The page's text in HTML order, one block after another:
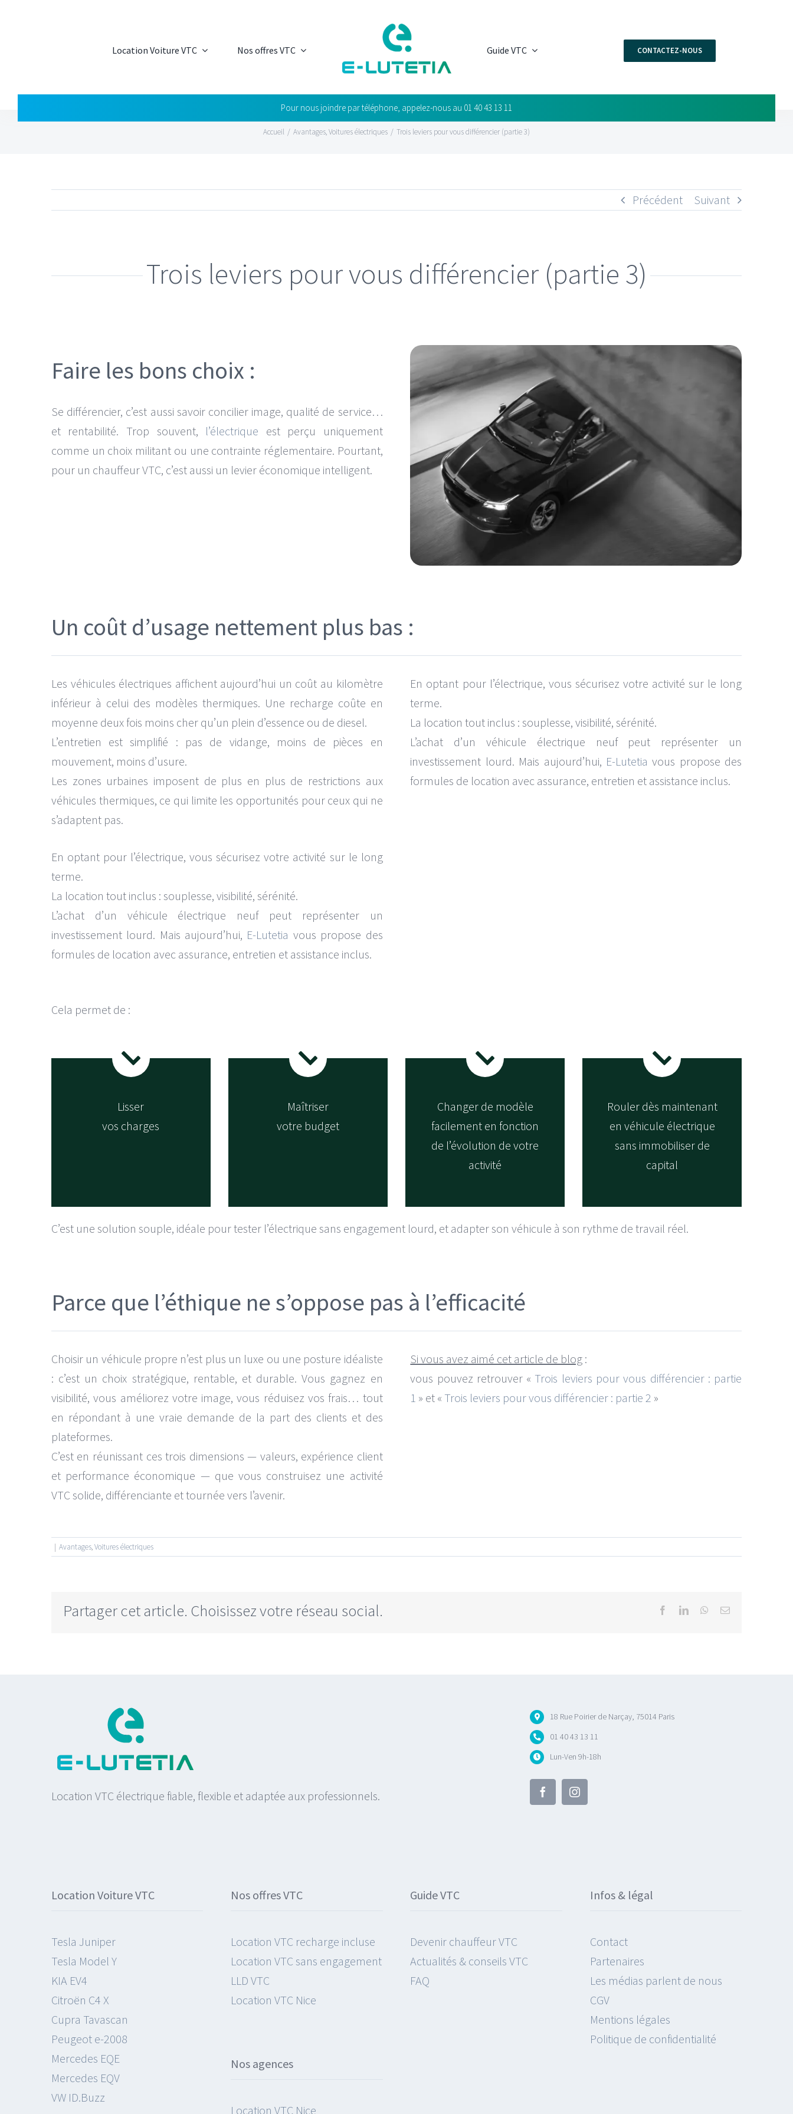
Location Voiture VTC Nos offres VTC Guide VTC CONTACTEZ-NOUS
Pour nous joindre par téléphone, appelez-nous au 01 40 43 13 11
Accueil / Avantages,Voitures électriques / Trois leviers pour vous différencier (partie 3)
Précédent Suivant
Trois leviers pour vous différencier (partie 3)
Faire les bons choix :
Se différencier, c’est aussi savoir concilier image, qualité de service…
et rentabilité. Trop souvent, l’électrique est perçu uniquement
comme un choix militant ou une contrainte réglementaire. Pourtant,
pour un chauffeur VTC, c’est aussi un levier économique intelligent.
Un coût d’usage nettement plus bas :
Les véhicules électriques affichent aujourd’hui un coût au kilomètre
inférieur à celui des modèles thermiques. Une recharge coûte en
moyenne deux fois moins cher qu’un plein d’essence ou de diesel.
L’entretien est simplifié : pas de vidange, moins de pièces en
mouvement, moins d’usure.
Les zones urbaines imposent de plus en plus de restrictions aux
véhicules thermiques, ce qui limite les opportunités pour ceux qui ne
s’adaptent pas.
En optant pour l’électrique, vous sécurisez votre activité sur le long
terme.
La location tout inclus : souplesse, visibilité, sérénité.
L’achat d’un véhicule électrique neuf peut représenter un
investissement lourd. Mais aujourd’hui, E-Lutetia vous propose des
formules de location avec assurance, entretien et assistance inclus.
En optant pour l’électrique, vous sécurisez votre activité sur le long
terme.
La location tout inclus : souplesse, visibilité, sérénité.
L’achat d’un véhicule électrique neuf peut représenter un
investissement lourd. Mais aujourd’hui, E-Lutetia vous propose des
formules de location avec assurance, entretien et assistance inclus.
Cela permet de :
Lisser
vos charges
Maîtriser
votre budget
Changer de modèle
facilement en fonction
de l’évolution de votre
activité
Rouler dès maintenant
en véhicule électrique
sans immobiliser de
capital
C’est une solution souple, idéale pour tester l’électrique sans engagement lourd, et adapter son véhicule à son rythme de travail réel.
Parce que l’éthique ne s’oppose pas à l’efficacité
Choisir un véhicule propre n’est plus un luxe ou une posture idéaliste
: c’est un choix stratégique, rentable, et durable. Vous gagnez en
visibilité, vous améliorez votre image, vous réduisez vos frais… tout
en répondant à une vraie demande de la part des clients et des
plateformes.
C’est en réunissant ces trois dimensions — valeurs, expérience client
et performance économique — que vous construisez une activité
VTC solide, différenciante et tournée vers l’avenir.
Si vous avez aimé cet article de blog :
vous pouvez retrouver « Trois leviers pour vous différencier : partie
1 » et « Trois leviers pour vous différencier : partie 2 »
| Avantages,Voitures électriques
Partager cet article. Choisissez votre réseau social. FacebookLinkedInWhatsApp
Email
Location VTC électrique fiable, flexible et adaptée aux professionnels.
18 Rue Poirier de Narçay, 75014 Paris
01 40 43 13 11
Lun-Ven 9h-18h
Location Voiture VTC
Tesla Juniper
Tesla Model Y
KIA EV4
Citroën C4 X
Cupra Tavascan
Peugeot e-2008
Mercedes EQE
Mercedes EQV
VW ID.Buzz
Nos offres VTC
Location VTC recharge incluse
Location VTC sans engagement
LLD VTC
Location VTC Nice
Nos agences
Location VTC Nice
Guide VTC
Devenir chauffeur VTC
Actualités & conseils VTC
FAQ
Infos & légal
Contact
Partenaires
Les médias parlent de nous
CGV
Mentions légales
Politique de confidentialité